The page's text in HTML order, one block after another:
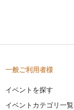
一般ご利用者様
イベントを探す
イベントカテゴリ一覧